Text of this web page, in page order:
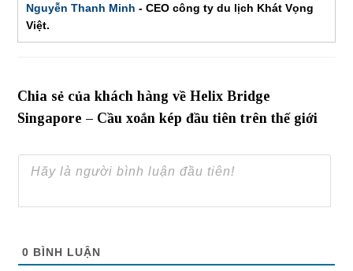
Nguyễn Thanh Minh - CEO công ty du lịch Khát Vọng
Việt.
Chia sẻ của khách hàng về Helix Bridge
Singapore – Cầu xoắn kép đầu tiên trên thế giới
0 BÌNH LUẬN